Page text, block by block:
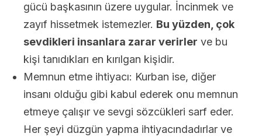
gücü başkasının üzere uygular. İncinmek ve
zayıf hissetmek istemezler. Bu yüzden, çok
sevdikleri insanlara zarar verirler ve bu
kişi tanıdıkları en kırılgan kişidir.
Memnun etme ihtiyacı: Kurban ise, diğer
insanı olduğu gibi kabul ederek onu memnun
etmeye çalışır ve sevgi sözcükleri sarf eder.
Her şeyi düzgün yapma ihtiyacındadırlar ve